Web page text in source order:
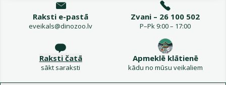
Raksti e-pastā
eveikals@dinozoo.lv
Zvani – 26 100 502
P–Pk 9:00 – 17:00
Raksti čatā
sākt saraksti
Apmeklē klātienē
kādu no mūsu veikaliem